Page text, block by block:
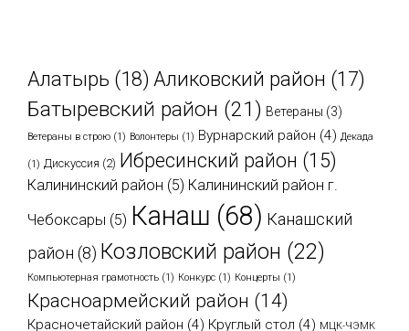
Алатырь (18) Аликовский район (17)
Батыревский район (21) Ветераны (3)
Ветераны в строю (1) Волонтеры (1) Вурнарский район (4) Декада
(1) Дискуссия (2) Ибресинский район (15)
Калининский район (5) Калининский район г.
Чебоксары (5) Канаш (68) Канашский
район (8) Козловский район (22)
Компьютерная грамотность (1) Конкурс (1) Концерты (1)
Красноармейский район (14)
Красночетайский район (4) Круглый стол (4) МЦК-ЧЭМК